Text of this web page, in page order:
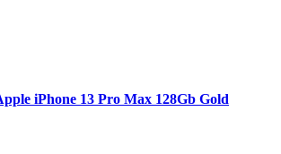
iPhone 13 Pro Max 128Gb Gold